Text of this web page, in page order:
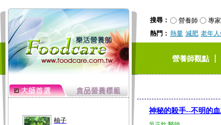
搜尋： 營養師
專家
熱門： 熱量 減肥 老年
營養師觀點｜
柚子
神秘的殺手--不明的